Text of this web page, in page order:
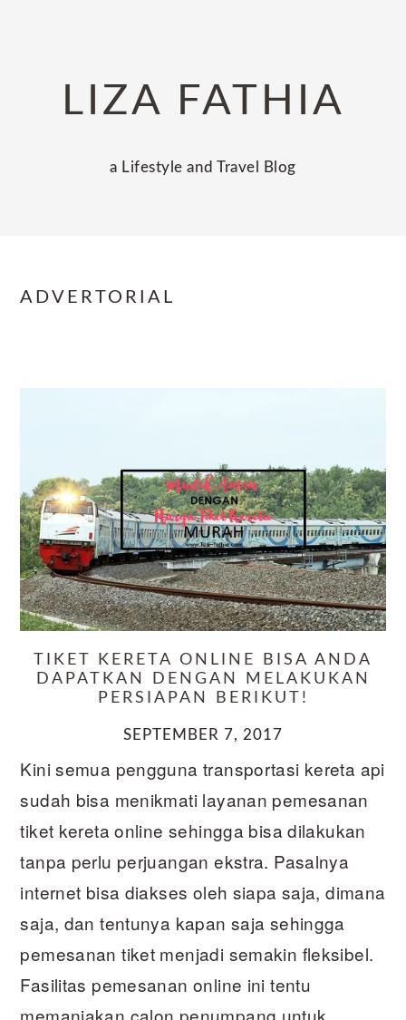
navigationLIZA FATHIA
a Lifestyle and Travel Blog
ADVERTORIAL
TIKET KERETA ONLINE BISA ANDA
DAPATKAN DENGAN MELAKUKAN
PERSIAPAN BERIKUT!
SEPTEMBER 7, 2017
Kini semua pengguna transportasi kereta api
sudah bisa menikmati layanan pemesanan
tiket kereta online sehingga bisa dilakukan
tanpa perlu perjuangan ekstra. Pasalnya
internet bisa diakses oleh siapa saja, dimana
saja, dan tentunya kapan saja sehingga
pemesanan tiket menjadi semakin fleksibel.
Fasilitas pemesanan online ini tentu
memanjakan calon penumpang untuk